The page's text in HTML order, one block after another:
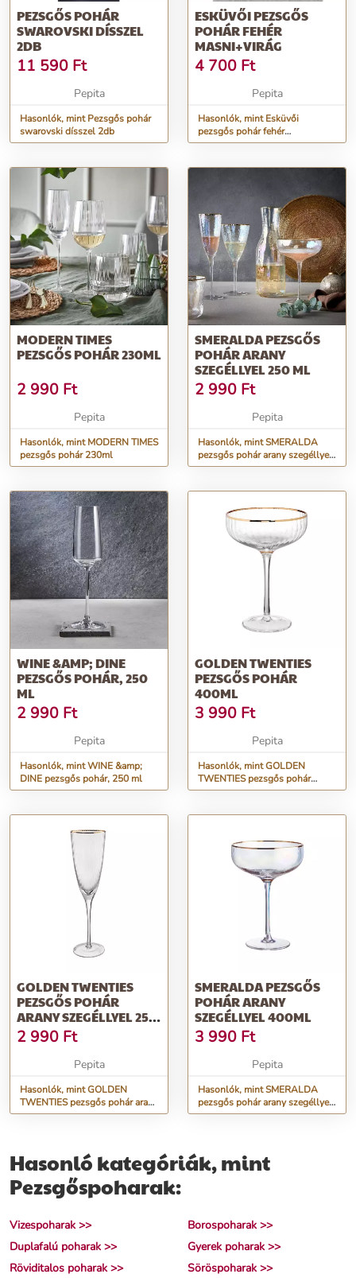
PEZSGŐS POHÁR
SWAROVSKI DÍSSZEL
2DB
11 590 Ft
Pepita
Hasonlók, mint Pezsgős pohár
swarovski dísszel 2db
ESKÜVŐI PEZSGŐS
POHÁR FEHÉR
MASNI+VIRÁG
4 700 Ft
Pepita
Hasonlók, mint Esküvői
pezsgős pohár fehér
masni+virág
MODERN TIMES
PEZSGŐS POHÁR 230ML
2 990 Ft
Pepita
Hasonlók, mint MODERN TIMES
pezsgős pohár 230ml
SMERALDA PEZSGŐS
POHÁR ARANY
SZEGÉLLYEL 250 ML
2 990 Ft
Pepita
Hasonlók, mint SMERALDA
pezsgős pohár arany szegéllyel
250 ml
WINE &AMP; DINE
PEZSGŐS POHÁR, 250
ML
2 990 Ft
Pepita
Hasonlók, mint WINE &amp;
DINE pezsgős pohár, 250 ml
GOLDEN TWENTIES
PEZSGŐS POHÁR
400ML
3 990 Ft
Pepita
Hasonlók, mint GOLDEN
TWENTIES pezsgős pohár
400ml
GOLDEN TWENTIES
PEZSGŐS POHÁR
ARANY SZEGÉLLYEL 250
ML
2 990 Ft
Pepita
Hasonlók, mint GOLDEN
TWENTIES pezsgős pohár arany
szegéllyel 250 ml
SMERALDA PEZSGŐS
POHÁR ARANY
SZEGÉLLYEL 400ML
3 990 Ft
Pepita
Hasonlók, mint SMERALDA
pezsgős pohár arany szegéllyel
400ml
Hasonló kategóriák, mint
Pezsgőspoharak:
Vizespoharak >>
Borospoharak >>
Duplafalú poharak >>
Gyerek poharak >>
Röviditalos poharak >>
Söröspoharak >>